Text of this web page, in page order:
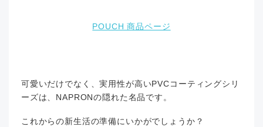
POUCH 商品ページ
可愛いだけでなく、実用性が高いPVCコーティングシリ
ーズは、NAPRONの隠れた名品です。
これからの新生活の準備にいかがでしょうか？